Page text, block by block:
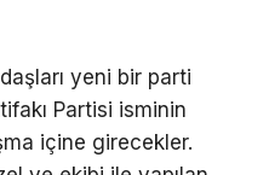
yeni bir parti
Partisi isminin
içine girecekler.